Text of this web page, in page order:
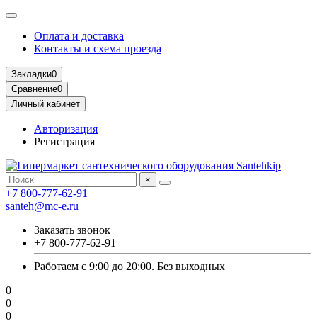
Оплата и доставка
Контакты и схема проезда
Закладки0
Сравнение0
Личный кабинет
Авторизация
Регистрация
×
+7 800-777-62-91
santeh@mc-e.ru
Заказать звонок
+7 800-777-62-91
Работаем с 9:00 до 20:00. Без выходных
0
0
0